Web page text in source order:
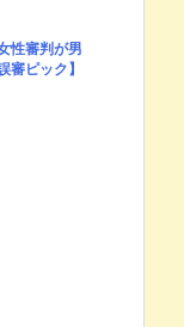
性審判が男
ピック】